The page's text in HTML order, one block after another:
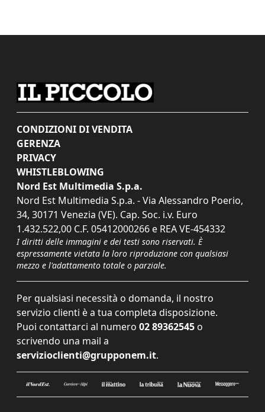
CONDIZIONI DI VENDITA
GERENZA
PRIVACY
WHISTLEBLOWING
Nord Est Multimedia S.p.a.
Nord Est Multimedia S.p.a. - Via Alessandro Poerio,
34, 30171 Venezia (VE). Cap. Soc. i.v. Euro
1.432.522,00 C.F. 05412000266 e REA VE-454332
I diritti delle immagini e dei testi sono riservati. È
espressamente vietata la loro riproduzione con qualsiasi
mezzo e l'adattamento totale o parziale.
Per qualsiasi necessità o domanda, il nostro
servizio clienti è a tua completa disposizione.
Puoi contattarci al numero 02 89362545 o
scrivendo una mail a
servizioclienti@grupponem.it.